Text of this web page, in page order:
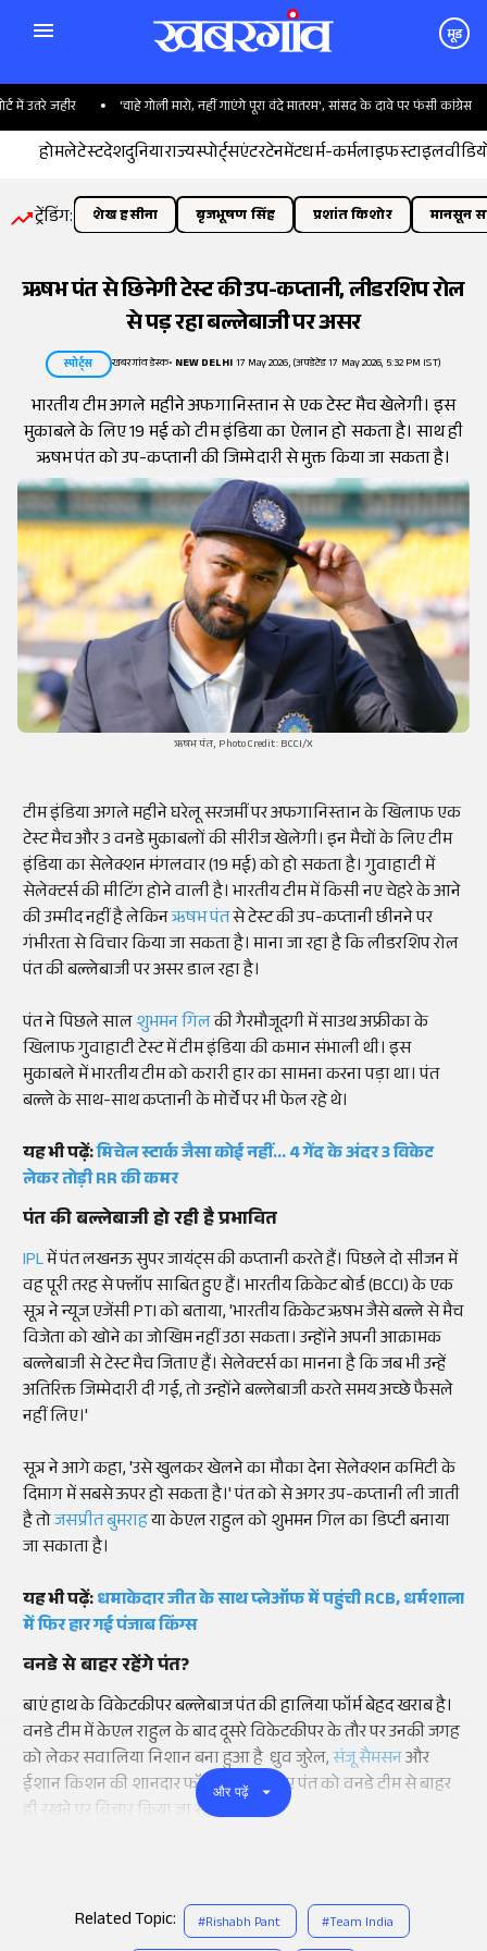
मूड
जहीर 'चाहे गोली मारो, नहीं गाएंगे पूरा वंदे मातरम', सांसद के दावे पर फंसी कांग्रेस
होमलेटेस्टदेशदुनियाराज्यस्पोर्ट्सएंटरटेनमेंटधर्म-कर्मलाइफस्टाइल
ट्रेंडिंग: शेख हसीना बृजभूषण सिंह प्रशांत किशोर मानसून
ऋषभ पंत से छिनेगी टेस्ट की उप-कप्तानी, लीडरशिप रोल
से पड़ रहा बल्लेबाजी पर असर
स्पोर्ट्स खबरगांव डेस्क• NEW DELHI17 May 2026, (अपडेटेड 17 May 2026, 5:32 PM IST)
भारतीय टीम अगले महीने अफगानिस्तान से एक टेस्ट मैच खेलेगी। इस
मुकाबले के लिए 19 मई को टीम इंडिया का ऐलान हो सकता है। साथ ही
ऋषभ पंत को उप-कप्तानी की जिम्मेदारी से मुक्त किया जा सकता है।
ऋषभ पंत, Photo Credit: BCCI/X
टीम इंडिया अगले महीने घरेलू सरजमीं पर अफगानिस्तान के खिलाफ एक
टेस्ट मैच और 3 वनडे मुकाबलों की सीरीज खेलेगी। इन मैचों के लिए टीम
इंडिया का सेलेक्शन मंगलवार (19 मई) को हो सकता है। गुवाहाटी में
सेलेक्टर्स की मीटिंग होने वाली है। भारतीय टीम में किसी नए चेहरे के आने
की उम्मीद नहीं है लेकिनऋषभ पंतसे टेस्ट की उप-कप्तानी छीनने पर
गंभीरता से विचार किया जा सकता है। माना जा रहा है कि लीडरशिप रोल
पंत की बल्लेबाजी पर असर डाल रहा है।
पंत ने पिछले सालशुभमन गिलकी गैरमौजूदगी में साउथ अफ्रीका के
खिलाफ गुवाहाटी टेस्ट में टीम इंडिया की कमान संभाली थी। इस
मुकाबले में भारतीय टीम को करारी हार का सामना करना पड़ा था। पंत
बल्ले के साथ-साथ कप्तानी के मोर्चे पर भी फेल रहे थे।
यह भी पढ़ें:मिचेल स्टार्क जैसा कोई नहीं... 4 गेंद के अंदर 3 विकेट
लेकर तोड़ी RR की कमर
पंत की बल्लेबाजी हो रही है प्रभावित
IPLमें पंत लखनऊ सुपर जायंट्स की कप्तानी करते हैं। पिछले दो सीजन में
वह पूरी तरह से फ्लॉप साबित हुए हैं। भारतीय क्रिकेट बोर्ड (BCCI) के एक
सूत्र ने न्यूज एजेंसी PTI को बताया, 'भारतीय क्रिकेट ऋषभ जैसे बल्ले से मैच
विजेता को खोने का जोखिम नहीं उठा सकता। उन्होंने अपनी आक्रामक
बल्लेबाजी से टेस्ट मैच जिताए हैं। सेलेक्टर्स का मानना है कि जब भी उन्हें
अतिरिक्त जिम्मेदारी दी गई, तो उन्होंने बल्लेबाजी करते समय अच्छे फैसले
नहीं लिए।'
सूत्र ने आगे कहा, 'उसे खुलकर खेलने का मौका देना सेलेक्शन कमिटी के
दिमाग में सबसे ऊपर हो सकता है।' पंत को से अगर उप-कप्तानी ली जाती
है तोजसप्रीत बुमराहया केएल राहुल को शुभमन गिल का डिप्टी बनाया
जा सकाता है।
यह भी पढ़ें:धमाकेदार जीत के साथ प्लेऑफ में पहुंची RCB, धर्मशाला
में फिर हार गई पंजाब किंग्स
वनडे से बाहर रहेंगे पंत?
बाएं हाथ के विकेटकीपर बल्लेबाज पंत की हालिया फॉर्म बेहद खराब है।
वनडे टीम में केएल राहुल के बाद दूसरे विकेटकीपर के तौर पर उनकी जगह
को लेकर सवालिया निशान बना हुआ है ध्रुव जुरेल,संजू सैमसनऔर
ईशान किशन की शानदार फॉर्म को देखते हुए पंत को वनडे टीम से बाहर
ही रखने पर विचार किया जा सकता है।
और पढ़ें
Related Topic: #Rishabh Pant #Team India